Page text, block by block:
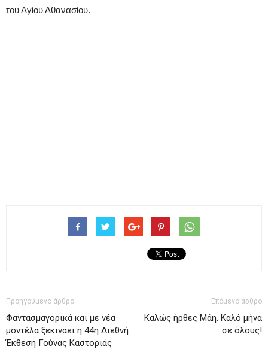
του Αγίου Αθανασίου.
Προηγούμενο άρθρο
Φαντασμαγορικά και με νέα
μοντέλα ξεκινάει η 44η Διεθνή
Έκθεση Γούνας Καστοριάς
Επόμενο άρθρο
Καλώς ήρθες Μάη. Καλό μήνα
σε όλους!